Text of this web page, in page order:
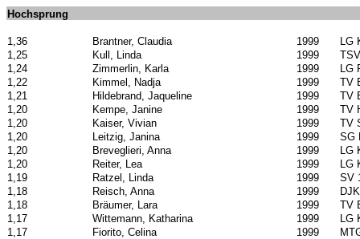
Hochsprung
1,36 Brantner, Claudia 1999
LG
1,25
Kull, Linda 1999
1,24
Zimmerlin, Karla 1999
LG
1,22
Kimmel, Nadja 1999
TV
1,21
Hildebrand, Jaqueline 1999
TV
1,20
Kempe, Janine 1999
TV
1,20
Kaiser, Vivian 1999
TV
1,20
Leitzig, Janina 1999
SG
1,20
Breveglieri, Anna 1999
LG
1,20
Reiter, Lea 1999
LG
1,19
Ratzel, Linda 1999
SV
1,18
Reisch, Anna 1999
1,18
Bräumer, Lara 1999
TV
1,17
Wittemann, Katharina 1999
LG
1,17
Fiorito, Celina 1999